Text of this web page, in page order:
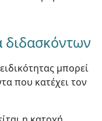
διδασκόντων
μπορεί
που κατέχει τον